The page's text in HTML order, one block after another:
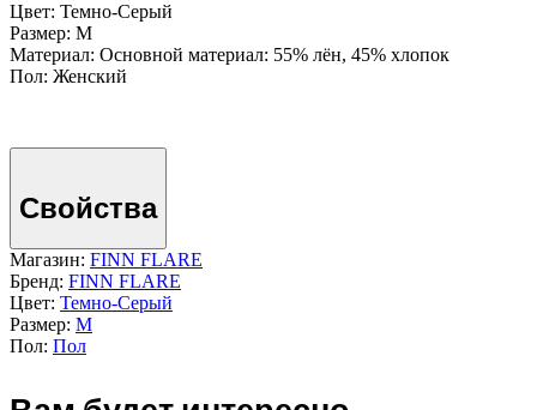
Цвет: Темно-Серый
Размер: M
Материал: Основной материал: 55% лён, 45% хлопок
Пол: Женский
Свойства
Магазин: FINN FLARE
Бренд: FINN FLARE
Цвет: Темно-Серый
Размер: M
Пол: Пол